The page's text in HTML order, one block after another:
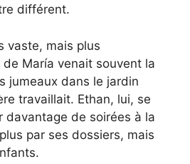
différent.
vaste, mais plus
María venait souvent la
jumeaux dans le jardin
travaillait. Ethan, lui, se
davantage de soirées à la
par ses dossiers, mais